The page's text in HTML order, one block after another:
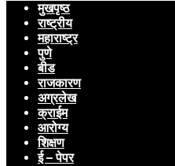
मुखपृष्ठ
राष्ट्रीय
महाराष्ट्र
पुणे
बीड
राजकारण
अग्रलेख
क्राईम
आरोग्य
शिक्षण
ई – पेपर